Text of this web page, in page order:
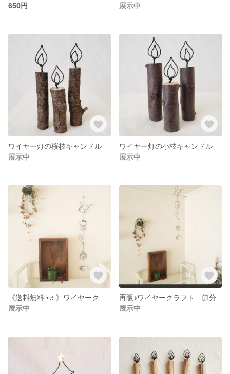
650円
展示中
ワイヤー灯の桜枝キャンドル
展示中
ワイヤー灯の小枝キャンドル
展示中
展示中
再販♪ワイヤークラフト 節分
展示中